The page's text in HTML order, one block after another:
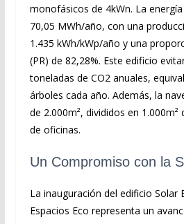
monofásicos de 4kWn. La
70,05 MWh/año, con una
1.435 kWh/kWp/año y una
(PR) de 82,28%. Este edificio
toneladas de CO2 anuales,
árboles cada año. Además, la
de 2.000m², divididos en 1.000m²
de oficinas.
Un Compromiso con la
La inauguración del edificio Solar
Espacios Eco representa un